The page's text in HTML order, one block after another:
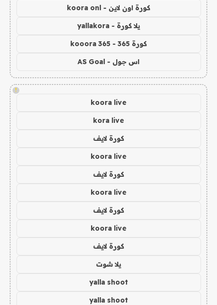
كورة اون لاين - koora onl
يلا كورة - yallakora
كورة 365 - kooora 365
اس جول - AS Goal
!
koora live
kora live
كورة لايف
koora live
كورة لايف
koora live
كورة لايف
koora live
كورة لايف
يلا شوت
yalla shoot
yalla shoot